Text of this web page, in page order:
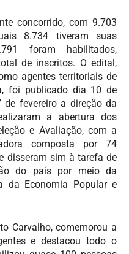
concorrido, com 9.703
8.734 tiveram suas
foram habilitados,
de inscritos. O edital,
agentes territoriais de
foi publicado dia 10 de
fevereiro a direção da
a abertura dos
e Avaliação, com a
composta por 74
disseram sim à tarefa de
do país por meio da
da Economia Popular e
Carvalho, comemorou a
e destacou todo o